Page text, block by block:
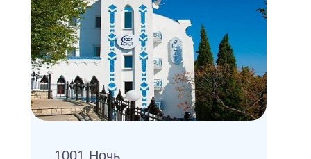
1001 Ночь